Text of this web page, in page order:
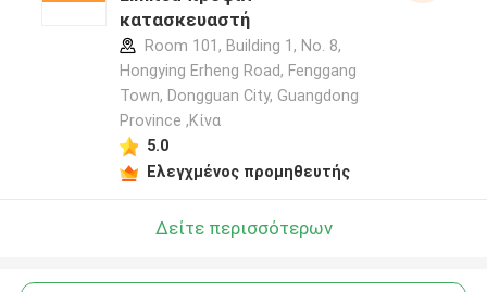
κατασκευαστή
Room 101, Building 1, No. 8,
Hongying Erheng Road, Fenggang
Town, Dongguan City, Guangdong
Province ,Κίνα
5.0
Ελεγχμένος προμηθευτής
Δείτε περισσότερων